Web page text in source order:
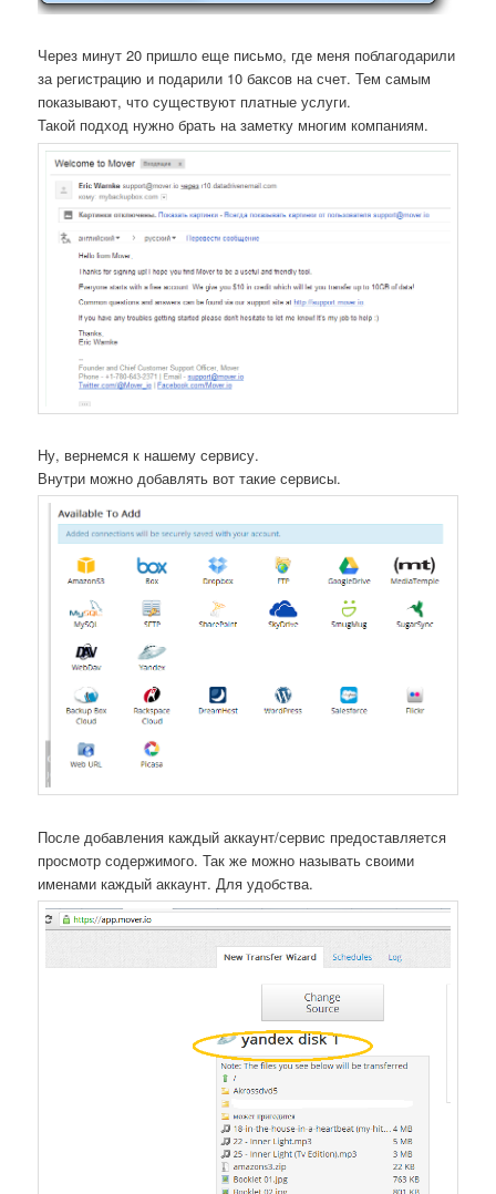
Через минут 20 пришло еще письмо, где меня поблагодарили
за регистрацию и подарили 10 баксов на счет. Тем самым
показывают, что существуют платные услуги.
Такой подход нужно брать на заметку многим компаниям.
Ну, вернемся к нашему сервису.
Внутри можно добавлять вот такие сервисы.
После добавления каждый аккаунт/сервис предоставляется
просмотр содержимого. Так же можно называть своими
именами каждый аккаунт. Для удобства.